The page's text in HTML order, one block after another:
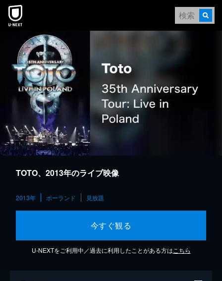
本文へスキップ
TOTO、2013年のライブ映像
2013年 ポーランド 見放題
今すぐ観る
U-NEXTをご利用中／過去に利用したことがある方は こちら